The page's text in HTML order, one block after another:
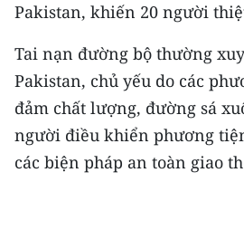
RADIO
MEDIA CENTER
E-Magazine
Video
Media Chính trị
Pakistan, khiến 20 người
Tai nạn đường bộ thường
Pakistan, chủ yếu do các
đảm chất lượng, đường sá
người điều khiển phương
các biện pháp an toàn giao